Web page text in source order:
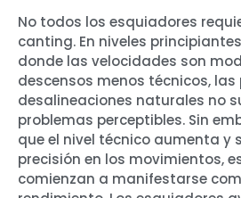
No todos los esquiadores
canting. En niveles
donde las velocidades son
descensos menos técnicos, las
desalineaciones naturales no
problemas perceptibles. Sin
que el nivel técnico aumenta y
precisión en los movimientos,
comienzan a manifestarse